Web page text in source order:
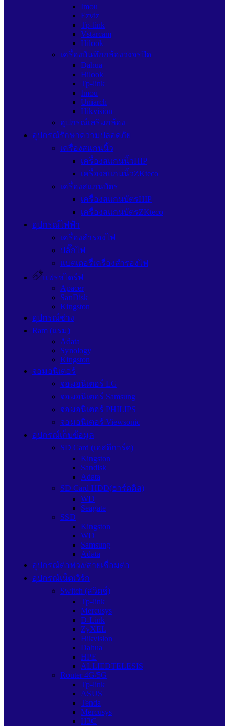
Imou
Ezviz
Tp-link
Vstarcam
Hilook
เครื่องบันทึกกล้องวงจรปิด
Dahua
Hilook
Tp-link
Imou
Uniarch
Hikvision
อุปกรณ์เสริมกล้อง
อุปกรณ์รักษาความปลอดภัย
เครื่องสแกนนิ้ว
เครื่องสแกนนิ้วHIP
เครื่องสแกนนิ้วZKteco
เครื่องสแกนบัตร
เครื่องสแกนบัตรHIP
เครื่องสแกนบัตรZKteco
อุปกรณ์ไฟฟ้า
เครื่องสำรองไฟ
ปลั๊กไฟ
แบตเตอรี่เครื่องสำรองไฟ
แฟรชไดร์ฟ
Apacer
SanDisk
Kingston
อุปกรณ์ช่าง
Ram (แรม)
Adata
Synology
Kingston
จอมอนิเตอร์
จอมอนิเตอร์ LG
จอมอนิเตอร์ Samsung
จอมอนิเตอร์ PHILIPS
จอมอนิเตอร์ Viewsonic
อุปกรณ์เก็บข้อมูล
SD Card (เอสดีการ์ด)
Kingston
Sandisk
Adata
SD Card HDD(ฮาร์ดดิส)
WD
Seagate
SSD
Kingston
WD
Samsung
Adata
อุปกรณ์ต่อพ่วง/สายเชื่อมต่อ
อุปกรณ์เน็ตเวิร์ก
Switch (สวิตช์)
Tp-link
Mercusys
D-Link
ZyXEL
Hikvision
Dahua
HPE
ALLIEDTELESIS
Router 4G/5G
Tp-link
ASUS
Tenda
Mercusys
H3C